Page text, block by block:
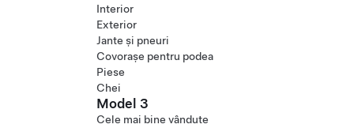
Interior
Exterior
Jante și pneuri
Covorașe pentru podea
Piese
Chei
Model 3
Cele mai bine vândute